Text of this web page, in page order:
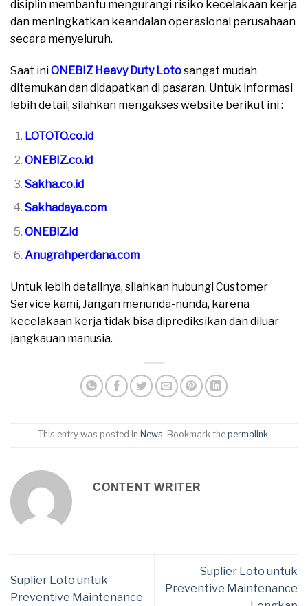
disiplin membantu mengurangi risiko kecelakaan kerja
dan meningkatkan keandalan operasional perusahaan
secara menyeluruh.
Saat iniONEBIZ Heavy Duty Lotosangat mudah
ditemukan dan didapatkan di pasaran. Untuk informasi
lebih detail, silahkan mengakses website berikut ini :
LOTOTO.co.id
ONEBIZ.co.id
Sakha.co.id
Sakhadaya.com
ONEBIZ.id
Anugrahperdana.com
Untuk lebih detailnya, silahkan hubungi Customer
Service kami, Jangan menunda-nunda, karena
kecelakaan kerja tidak bisa diprediksikan dan diluar
jangkauan manusia.
This entry was posted in News. Bookmark the permalink.
CONTENT WRITER
Suplier Loto untuk
Preventive Maintenance
Suplier Loto untuk
Preventive Maintenance